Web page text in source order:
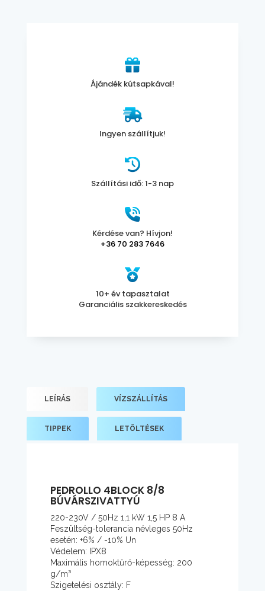
Ájándék kútsapkával!
Ingyen szállítjuk!
Szállítási idő: 1-3 nap
Kérdése van? Hívjon!
+36 70 283 7646
10+ év tapasztalat
Garanciális szakkereskedés
LEÍRÁS VÍZSZÁLLÍTÁS
TIPPEK LETÖLTÉSEK
PEDROLLO 4BLOCK 8/8
BÚVÁRSZIVATTYÚ
220-230V / 50Hz 1,1 kW 1,5 HP 8 A
Feszültség-tolerancia névleges 50Hz
esetén: +6% / -10% Un
Védelem: IPX8
Maximális homoktűrő-képesség: 200
g/m³
Szigetelési osztály: F